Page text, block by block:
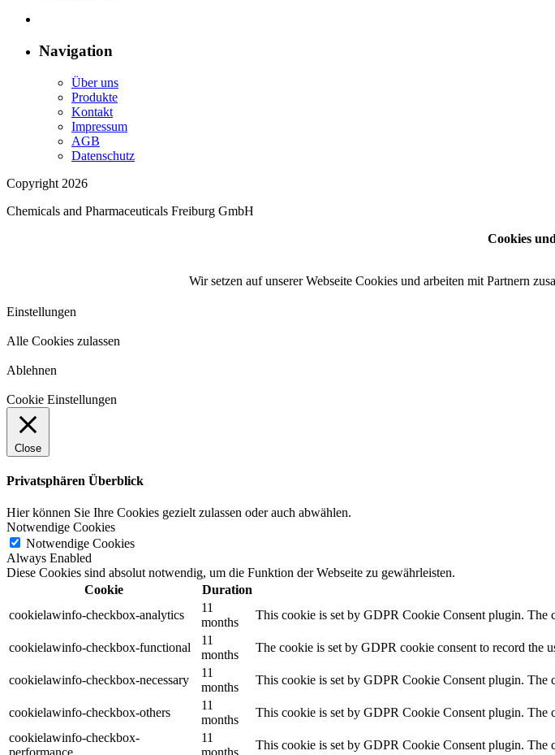
Navigation
Über uns
Produkte
Kontakt
Impressum
AGB
Datenschutz
Copyright 2026
Chemicals and Pharmaceuticals Freiburg GmbH
Cookies
Wir setzen auf unserer Webseite Cookies und arbeiten mit Partnern
Einstellungen
Alle Cookies zulassen
Ablehnen
Cookie Einstellungen
Close
Privatsphären Überblick
Hier können Sie Ihre Cookies gezielt zulassen oder auch abwählen.
Notwendige Cookies
Notwendige Cookies
Always Enabled
Diese Cookies sind absolut notwendig, um die Funktion der Webseite zu gewährleisten.
Cookie
Duration
cookielawinfo-checkbox-analytics
11
months
This cookie is set by GDPR Cookie Consent plugin. The
cookielawinfo-checkbox-functional
11
months
The cookie is set by GDPR cookie consent to record the
cookielawinfo-checkbox-necessary
11
months
This cookie is set by GDPR Cookie Consent plugin. The
cookielawinfo-checkbox-others
11
months
This cookie is set by GDPR Cookie Consent plugin. The
cookielawinfo-checkbox-
11
This cookie is set by GDPR Cookie Consent plugin. The